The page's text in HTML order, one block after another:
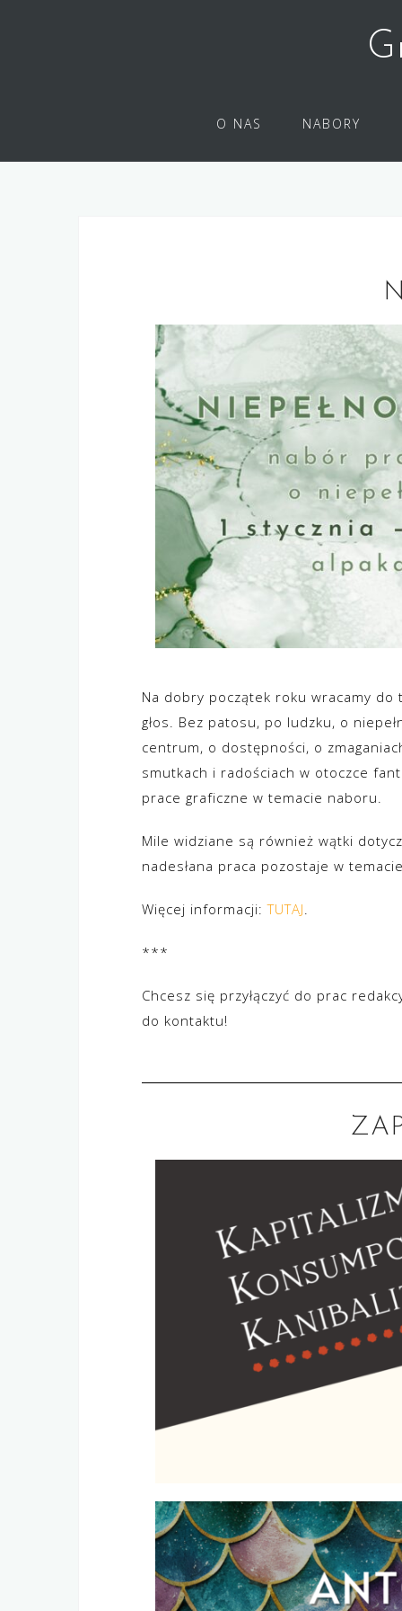
O NAS NABORY
Na dobry początek roku wracamy
głos. Bez patosu, po ludzku, o
centrum, o dostępności, o
smutkach i radościach w otoczce
prace graficzne w temacie naboru.
Mile widziane są również wątki
nadesłana praca pozostaje w
Więcej informacji:TUTAJ.
***
Chcesz się przyłączyć do prac
do kontaktu!